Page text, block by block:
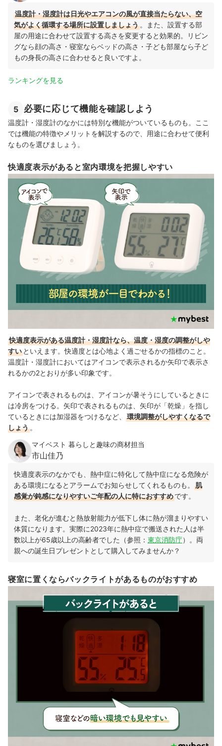
温度計・湿度計は日光やエアコンの風が直接当たらない、空
気がよく循環する場所に設置しましょう 。また、設置する部
屋の用途に合わせて設置する高さを変更すると効果的。リビン
グなら顔の高さ・寝室ならベッドの高さ・子ども部屋なら子ど
もの身長の高さに合わせると良いですよ。
ランキングを見る
5 必要に応じて機能を確認しよう
温度計・湿度計のなかには特別な機能がついているものも。ここ
では機能の特徴やメリットを解説するので、用途に合わせて便利
なものを選びましょう。
快適度表示があると室内環境を把握しやすい
快適度表示がある温度計・湿度計なら、温度・湿度の調整がしや
すい といえます。快適度とは心地よく過ごせるかの指標のこと。
温度計・湿度計においてはアイコンで表示されるか矢印で表示さ
れるかの2とおりが多い印象です。
アイコンで表されるものは、アイコンが暑そうにしているときに
は冷房をつける。矢印で表されるものは、矢印が「乾燥」を指し
ているときには加湿器をつけるなど、
環境調整がしやすくなるで
しょう 。
マイベスト 暮らしと趣味の商材担当
市山佳乃
快適度表示のなかでも、熱中症に特化して熱中症になる危険が
ある環境になるとアラームでお知らせしてくれるものも。
肌
感覚が鈍感になりやすいご年配の人に特におすすめです。
また、老化が進むと熱放射能力が低下し体に熱が溜まりやすい
体質になります。実際に2023年に熱中症で搬送された人は半
数以上が65歳以上の高齢者でした（参照： 東京消防庁）。両
親への誕生日プレゼントとして購入してみませんか？
寝室に置くならバックライトがあるものがおすすめ